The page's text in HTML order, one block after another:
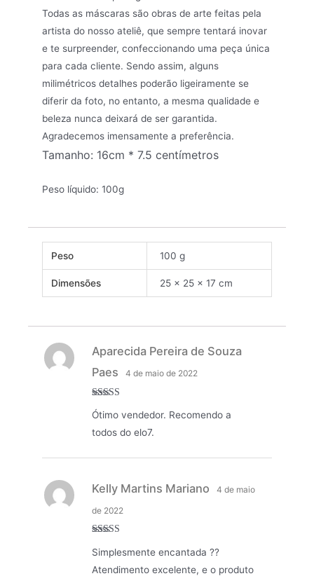
Todas as máscaras são obras de arte feitas pela
artista do nosso ateliê, que sempre tentará inovar
e te surpreender, confeccionando uma peça única
para cada cliente. Sendo assim, alguns
milimétricos detalhes poderão ligeiramente se
diferir da foto, no entanto, a mesma qualidade e
beleza nunca deixará de ser garantida.
Agradecemos imensamente a preferência.
Tamanho: 16cm * 7.5 centímetros
Peso líquido: 100g
Peso 100 g
Dimensões 25 × 25 × 17 cm
Avaliação
de 5
Aparecida Pereira de Souza
Paes
4 de maio de 2022
Ótimo vendedor. Recomendo a
todos do elo7.
de 5
Kelly Martins Mariano
4 de maio
de 2022
Simplesmente encantada ??
Atendimento excelente, e o produto